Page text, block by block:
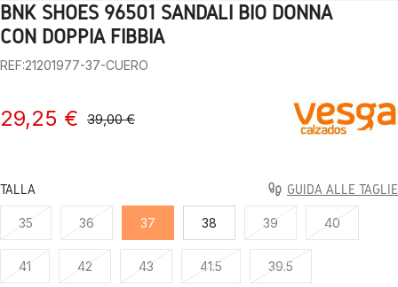
2 3 4 5 6 7 8 9 10
BNK SHOES 96501 SANDALI BIO DONNA
CON DOPPIA FIBBIA
REF:21201977-37-CUERO
29,25 € 39,00 €
TALLA GUIDA ALLE TAGLIE
35 36 37 38 39 40
41 42 43 41.5 39.5